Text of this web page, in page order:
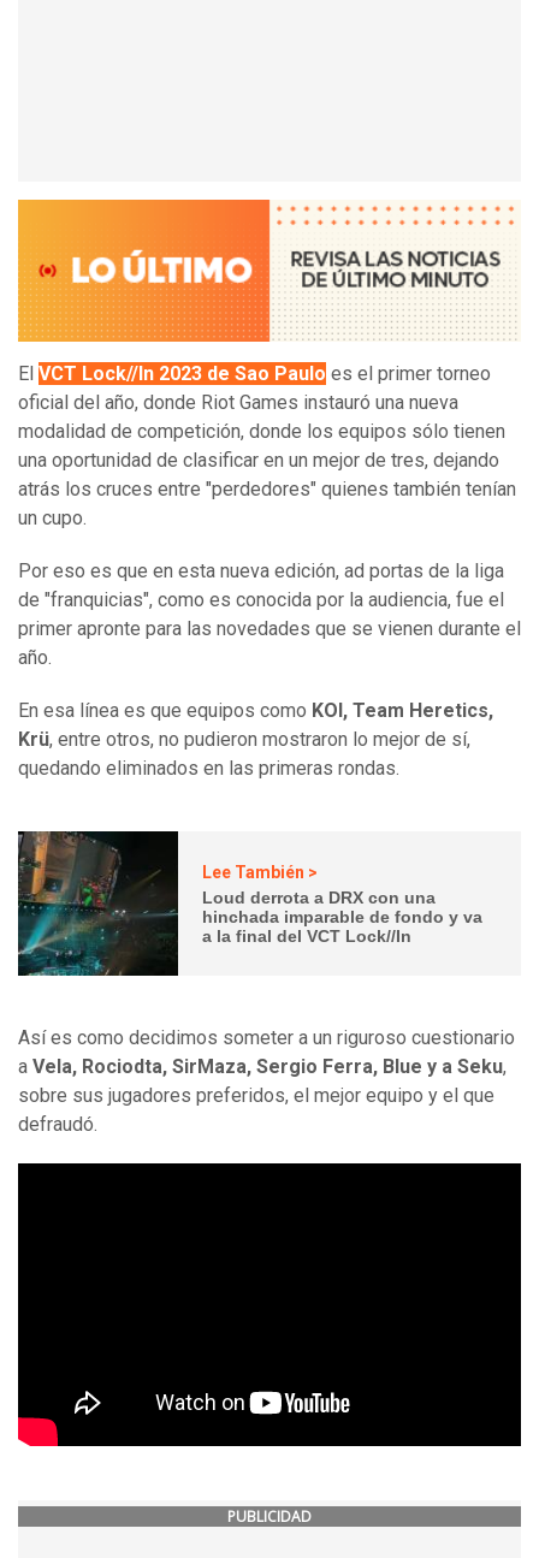
El VCT Lock//In 2023 de Sao Paulo es el primer torneo
oficial del año, donde Riot Games instauró una nueva
modalidad de competición, donde los equipos sólo tienen
una oportunidad de clasificar en un mejor de tres, dejando
atrás los cruces entre "perdedores" quienes también tenían
un cupo.
Por eso es que en esta nueva edición, ad portas de la liga
de "franquicias", como es conocida por la audiencia, fue el
primer apronte para las novedades que se vienen durante el
año.
En esa línea es que equipos como KOI, Team Heretics,
Krü, entre otros, no pudieron mostraron lo mejor de sí,
quedando eliminados en las primeras rondas.
Lee También >
Loud derrota a DRX con una
hinchada imparable de fondo y va
a la final del VCT Lock//In
Así es como decidimos someter a un riguroso cuestionario
a Vela, Rociodta, SirMaza, Sergio Ferra, Blue y a Seku,
sobre sus jugadores preferidos, el mejor equipo y el que
defraudó.
PUBLICIDAD